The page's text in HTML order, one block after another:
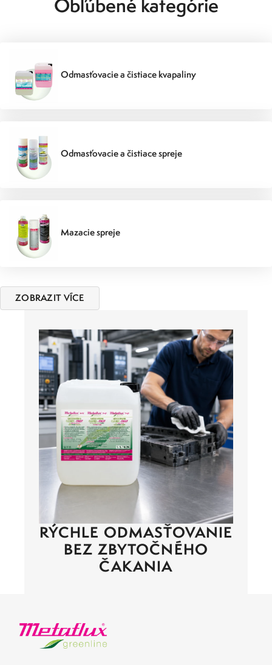
Obľúbené kategórie
Odmasťovacie a čistiace kvapaliny
Odmasťovacie a čistiace spreje
Mazacie spreje
ZOBRAZIT VÍCE
RÝCHLE ODMASŤOVANIE
BEZ ZBYTOČNÉHO
ČAKANIA